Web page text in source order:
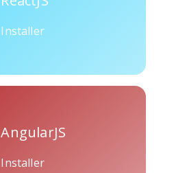
Installer
AngularJS
Installer